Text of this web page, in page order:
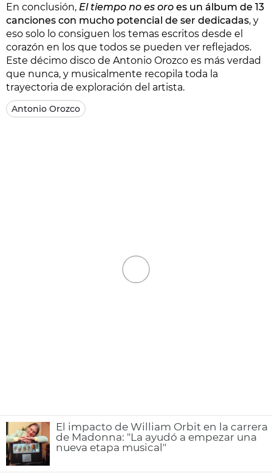
En conclusión, El tiempo no es oro es un álbum de 13
canciones con mucho potencial de ser dedicadas, y
eso solo lo consiguen los temas escritos desde el
corazón en los que todos se pueden ver reflejados.
Este décimo disco de Antonio Orozco es más verdad
que nunca, y musicalmente recopila toda la
trayectoria de exploración del artista.
Antonio Orozco
El impacto de William Orbit en la carrera
de Madonna: "La ayudó a empezar una
nueva etapa musical"